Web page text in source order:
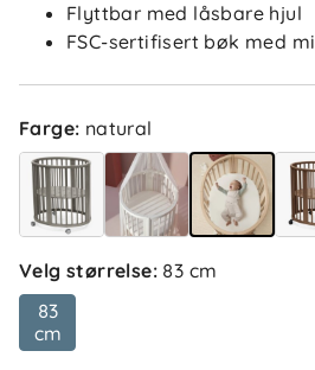
Flyttbar med låsbare hjul
FSC-sertifisert bøk med
Farge: natural
Velg størrelse: 83 cm
83
cm